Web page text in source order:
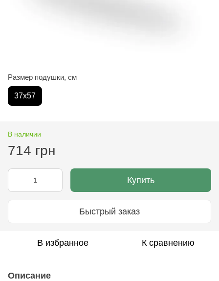
Размер подушки, см
37х57
В наличии
714 грн
Купить
Быстрый заказ
В избранное К сравнению
Описание